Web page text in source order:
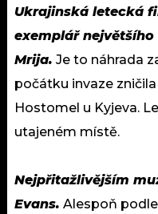
Ukrajinská letecká
exemplář
Mrija. Je to náhrada
počátku invaze
Hostomel u Kyjeva.
utajeném místě.
Nejpřitažlivějším
Evans. Alespoň